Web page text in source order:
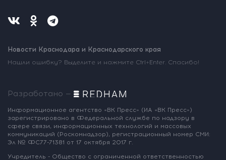
Новости Краснодара и Краснодарского края
Нашли ошибку? Выделите и нажмите Ctrl+Enter. Спасибо!
Разработано —
Информационное агентство «ВК Пресс» (ИА «ВК Пресс»)
зарегистрировано в Федеральной службе по надзору в
сфере связи, информационных технологий и массовых
коммуникаций (Роскомнадзор), регистрационный номер СМИ:
Эл № ФС77-71381 от 17 октября 2017 г.
Учредитель - Общество с ограниченной ответственностью